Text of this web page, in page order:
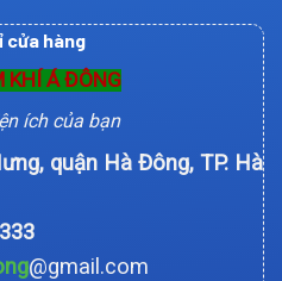
cửa hàng
KHÍ Á ĐÔNG
ích của bạn
quận Hà Đông, TP. Hà
@gmail.com